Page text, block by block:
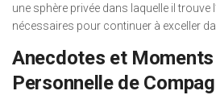
une sphère privée dans laquelle il trouve
nécessaires pour continuer à exceller
Anecdotes et Moments
Personnelle de